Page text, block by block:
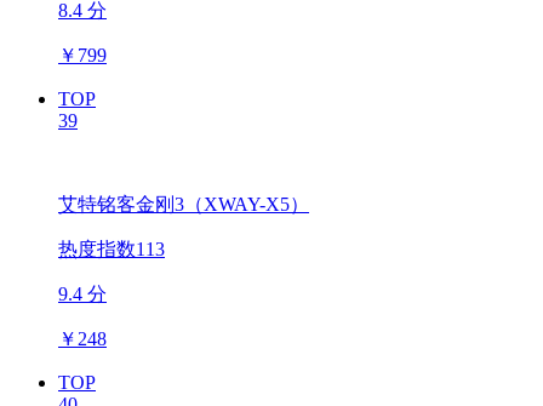
8.4 分
￥ 799
TOP
39
艾特铭客金刚3（XWAY-X5）
热度指数113
9.4 分
￥ 248
TOP